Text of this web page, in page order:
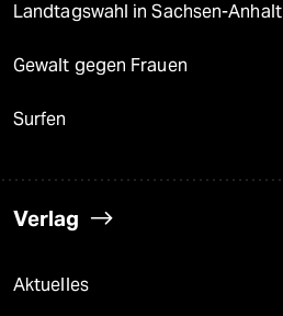
Landtagswahl in Sachsen-Anhalt
Gewalt gegen Frauen
Surfen
Verlag
Aktuelles